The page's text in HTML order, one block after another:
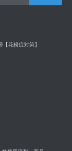
花粉症対策】